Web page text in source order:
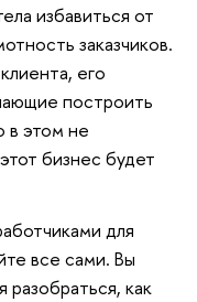
избавиться от
заказчиков.
его
построить
в этом не
бизнес будет
для
все сами. Вы
разобраться, как